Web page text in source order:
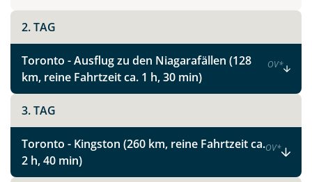
2. TAG
Toronto - Ausflug zu den Niagarafällen (128
km, reine Fahrtzeit ca. 1 h, 30 min)
OV*
3. TAG
Toronto - Kingston (260 km, reine Fahrtzeit ca.
2 h, 40 min)
OV*